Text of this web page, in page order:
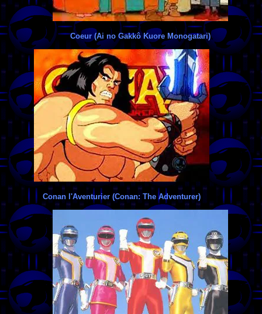
Coeur (Ai no Gakkô Kuore Monogatari)
Conan l'Aventurier (Conan: The Adventurer)